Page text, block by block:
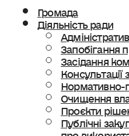
Громада
Діяльність ради
Запобігання
Засідання
Нормативно-
Очищення
Проєкти
Публічні